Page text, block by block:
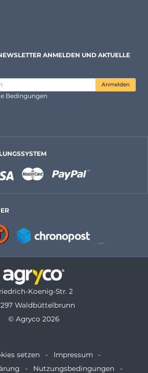
ANMELDEN UND AKTUELLE
Anmelden
Bedingungen
Koenig-Str. 2
Waldbüttelbrunn
© Agryco 2026
setzen
Impressum
Nutzungsbedingungen